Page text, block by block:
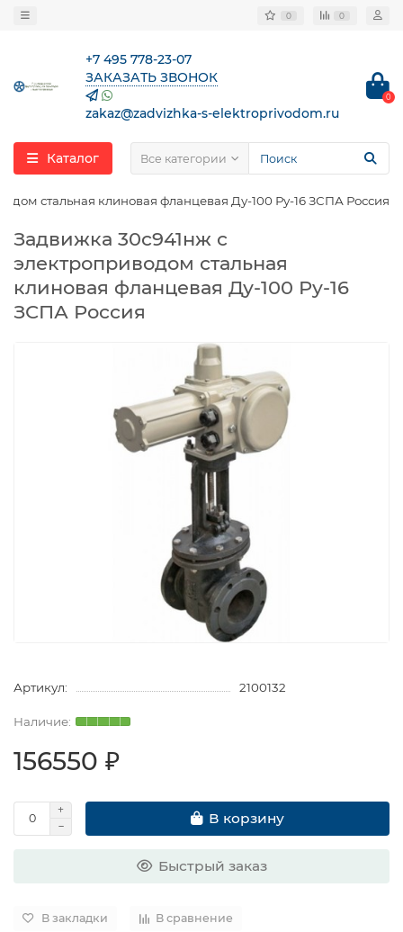
0 0
+7 495 778-23-07
ЗАКАЗАТЬ ЗВОНОК
zakaz@zadvizhka-s-elektroprivodom.ru
0
Каталог Все категории
стальная клиновая фланцевая Ду-100 Ру-16 ЗСПА Россия
Задвижка 30с941нж с
электроприводом стальная
клиновая фланцевая Ду-100 Ру-16
ЗСПА Россия
Артикул: 2100132
156550 ₽
В корзину
Быстрый заказ
В закладки В сравнение